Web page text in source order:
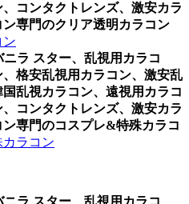
コンタクトレンズ、激安カラ
専門のクリア透明カラコン
ン
ラ スター、乱視用カラコ
格安乱視用カラコン、激安乱
乱視カラコン、遠視用カラコ
コンタクトレンズ、激安カラ
専門のコスプレ&特殊カラコ
ラコン
ラ スター、乱視用カラコ